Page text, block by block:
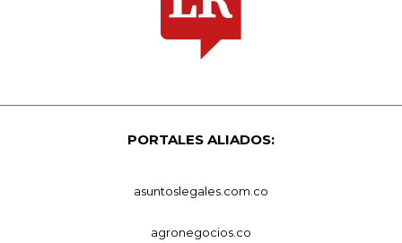
PORTALES ALIADOS:
asuntoslegales.com.co
agronegocios.co